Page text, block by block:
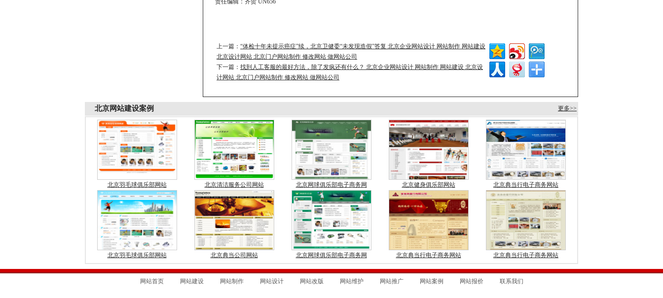
责任编辑：齐贺 UN656
上一篇： “体检十年未提示癌症”续，北京卫健委“未发现造假”答复 北京企业网站设计 网站制作 网站建设
北京设计网站 北京门户网站制作 修改网站 做网站公司
下一篇： 找到人工客服的最好方法，除了发疯还有什么？ 北京企业网站设计 网站制作 网站建设 北京设
计网站 北京门户网站制作 修改网站 做网站公司
北京网站建设案例 更多>>
北京羽毛球俱乐部网站 北京清洁服务公司网站 北京网球俱乐部电子商务网 北京健身俱乐部网站 北京典当行电子商务网站
北京羽毛球俱乐部网站 北京典当公司网站 北京网球俱乐部电子商务网 北京典当行电子商务网站 北京典当行电子商务网站
网站首页 网站建设 网站制作 网站设计 网站改版 网站维护 网站推广 网站案例 网站报价 联系我们